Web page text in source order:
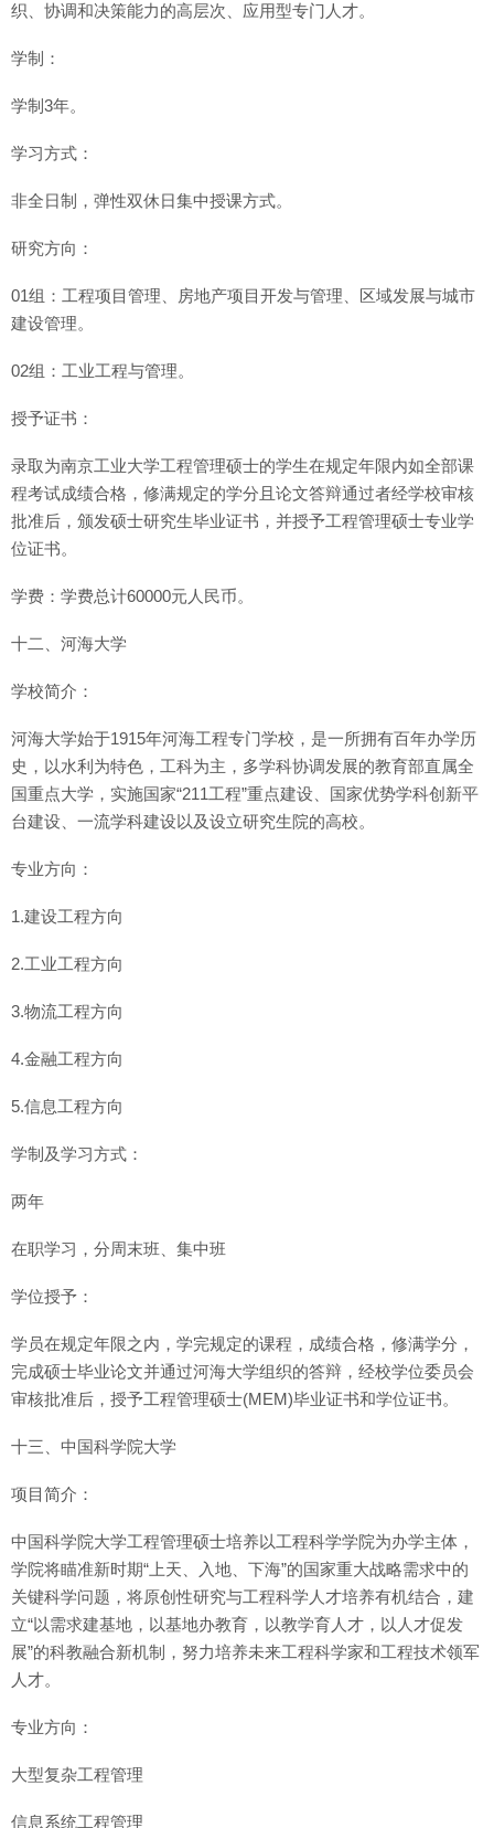
织、协调和决策能力的高层次、应用型专门人才。
学制：
学制3年。
学习方式：
非全日制，弹性双休日集中授课方式。
研究方向：
01组：工程项目管理、房地产项目开发与管理、区域发展与城市
建设管理。
02组：工业工程与管理。
授予证书：
录取为南京工业大学工程管理硕士的学生在规定年限内如全部课
程考试成绩合格，修满规定的学分且论文答辩通过者经学校审核
批准后，颁发硕士研究生毕业证书，并授予工程管理硕士专业学
位证书。
学费：学费总计60000元人民币。
十二、河海大学
学校简介：
河海大学始于1915年河海工程专门学校，是一所拥有百年办学历
史，以水利为特色，工科为主，多学科协调发展的教育部直属全
国重点大学，实施国家“211工程”重点建设、国家优势学科创新平
台建设、一流学科建设以及设立研究生院的高校。
专业方向：
1.建设工程方向
2.工业工程方向
3.物流工程方向
4.金融工程方向
5.信息工程方向
学制及学习方式：
两年
在职学习，分周末班、集中班
学位授予：
学员在规定年限之内，学完规定的课程，成绩合格，修满学分，
完成硕士毕业论文并通过河海大学组织的答辩，经校学位委员会
审核批准后，授予工程管理硕士(MEM)毕业证书和学位证书。
十三、中国科学院大学
项目简介：
中国科学院大学工程管理硕士培养以工程科学学院为办学主体，
学院将瞄准新时期“上天、入地、下海”的国家重大战略需求中的
关键科学问题，将原创性研究与工程科学人才培养有机结合，建
立“以需求建基地，以基地办教育，以教学育人才，以人才促发
展”的科教融合新机制，努力培养未来工程科学家和工程技术领军
人才。
专业方向：
大型复杂工程管理
信息系统工程管理